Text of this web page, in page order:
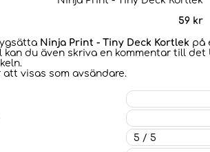
59 kr
Ninja Print - Tiny Deck Kortlek på
kan du även skriva en kommentar till det
att visas som avsändare.